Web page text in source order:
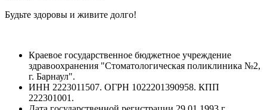
Будьте здоровы и живите долго!
Краевое государственное бюджетное учреждение
здравоохранения "Стоматологическая поликлиника №2,
г. Барнаул".
ИНН 2223011507. ОГРН 1022201390958. КПП
222301001.